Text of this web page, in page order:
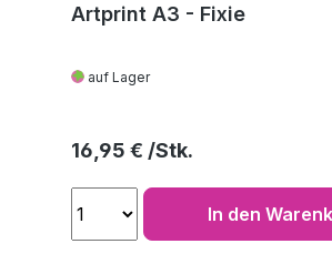
Artprint A3 - Fixie
auf Lager
Regulärer Preis:
16,95 €
In den